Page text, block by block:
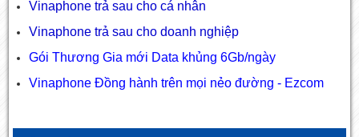
Vinaphone trả sau cho cá nhân
Vinaphone trả sau cho doanh nghiệp
Gói Thương Gia mới Data khủng 6Gb/ngày
Vinaphone Đồng hành trên mọi nẻo đường - Ezcom